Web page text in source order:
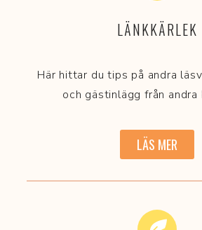
LÄNKKÄRLEK
Här hittar du tips på andra
och gästinlägg från andra
LÄS MER